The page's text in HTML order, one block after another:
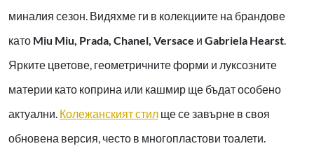
миналия сезон. Видяхме ги в колекциите на брандове
като Miu Miu, Prada, Chanel, Versace и Gabriela Hearst.
Ярките цветове, геометричните форми и луксозните
материи като коприна или кашмир ще бъдат особено
актуални. Колежанският стил ще се завърне в своя
обновена версия, често в многопластови тоалети.